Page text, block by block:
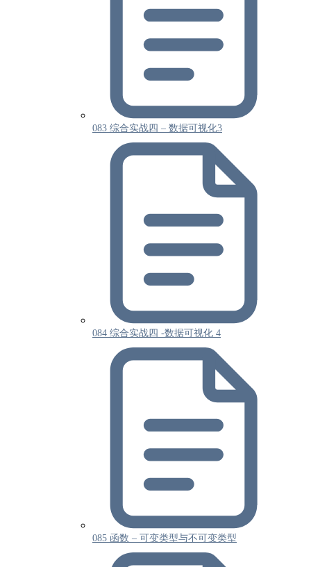
083 综合实战四 – 数据可视化3
084 综合实战四 -数据可视化 4
085 函数 – 可变类型与不可变类型